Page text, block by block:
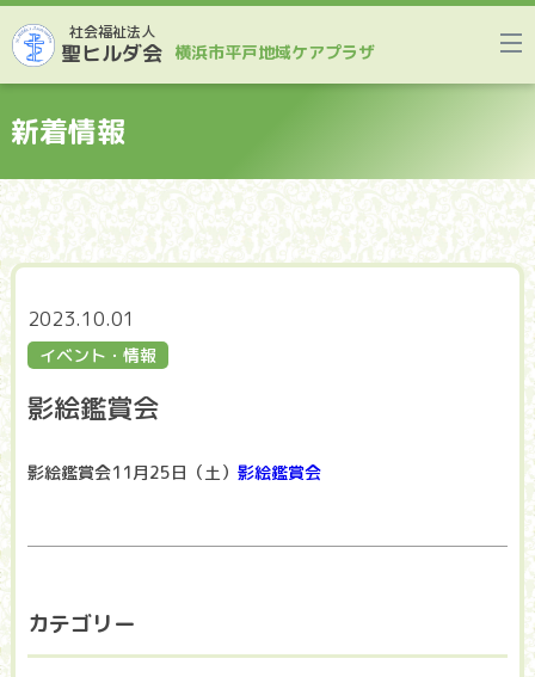
社会福祉法人
聖ヒルダ会 横浜市平戸地域ケアプラザ
新着情報
2023.10.01
イベント・情報
影絵鑑賞会
影絵鑑賞会11月25日（土） 影絵鑑賞会
カテゴリー